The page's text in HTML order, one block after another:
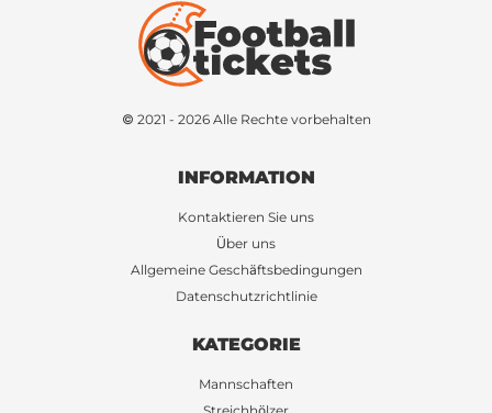
© 2021 - 2026 Alle Rechte vorbehalten
INFORMATION
Kontaktieren Sie uns
Über uns
Allgemeine Geschäftsbedingungen
Datenschutzrichtlinie
KATEGORIE
Mannschaften